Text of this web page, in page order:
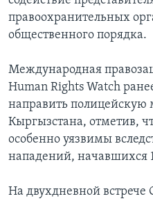
Языки
правоохранительных
общественного порядка.
Международная
Human Rights Watch
направить
Кыргызстана, отметив,
особенно уязвимы
нападений, начавшихся
На двухдневной